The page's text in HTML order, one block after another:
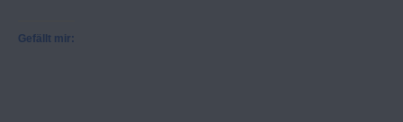
Gefällt mir: